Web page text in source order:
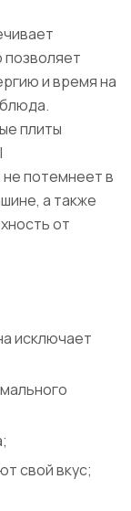
позволяет
и время на
плиты
потемнеет в
а также
от
исключает
свой вкус;